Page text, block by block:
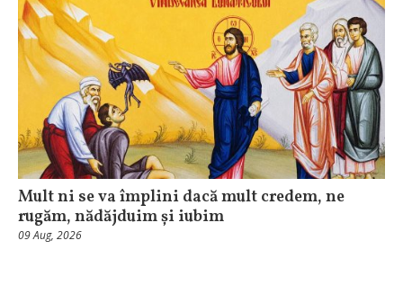
Mult ni se va împlini dacă mult credem, ne
rugăm, nădăjduim și iubim
09 Aug, 2026